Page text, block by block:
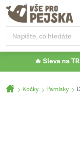
Přejít
obsah
🔥 Sleva na
Domů
Kočky Pamlsky